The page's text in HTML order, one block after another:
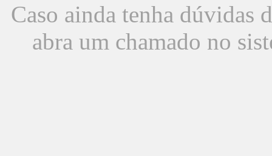
Caso ainda tenha dúvidas
abra um chamado no